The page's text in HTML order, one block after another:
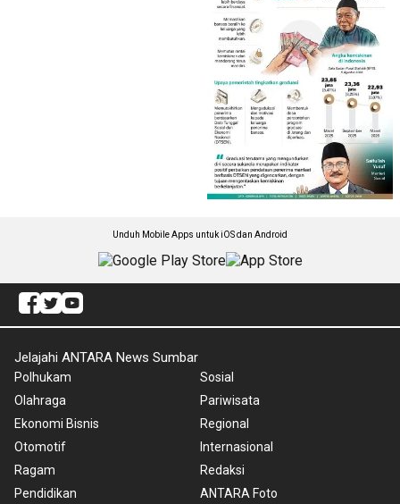
Unduh Mobile Apps untuk iOS dan Android
Jelajahi ANTARA News Sumbar
Polhukam
Olahraga
Ekonomi Bisnis
Otomotif
Ragam
Pendidikan
Sosial
Pariwisata
Regional
Internasional
Redaksi
ANTARA Foto